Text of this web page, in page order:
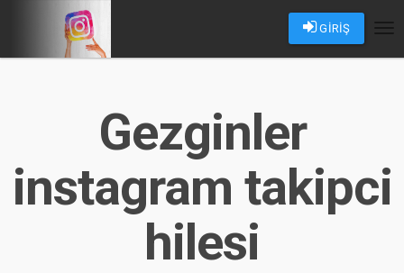
GİRİŞ
Gezginler
instagram takipci
hilesi